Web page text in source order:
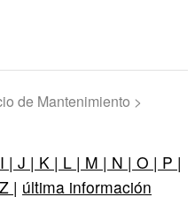
de Mantenimiento >
I | J | K | L | M | N | O | P |
Z | última información